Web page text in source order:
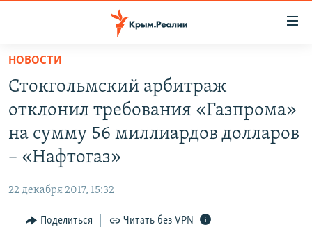
Вернуться
основному
содержанию
главной
Вернутся
поиску
КАРТА ВОЕННЫХ ОБЪЕКТОВ КРЫМА
ИСТОРИЯ
ИНТЕРАКТИВ
ИНФОГРАФИКА
РАДІО СВОБОДА
КАК ОБОЙТИ БЛОКИРОВКУ
НОВОСТИ
Стокгольмский арбитраж
отклонил требования «Газпрома»
на сумму 56 миллиардов долларов
– «Нафтогаз»
22 декабря 2017, 15:32
Поделиться Читать без VPN